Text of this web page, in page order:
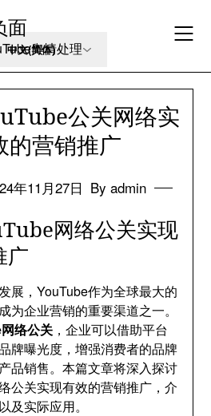
面
舆情处理
公关网络实
的营销推广
年11月27日 By admin
网络公关实现
广
展，YouTube作为全球最大的
为企业营销的重要渠道之一。
络公关 ，企业可以借助平台
牌曝光度，增强消费者的品牌
品销售。本篇文章将深入探讨
公关实现有效的营销推广，介
及实际应用。